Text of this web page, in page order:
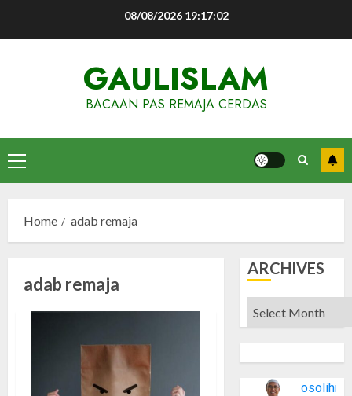
08/08/2026 19:17:02
GAULISLAM
BACAAN PAS REMAJA CERDAS
Primary
Menu
Home adab remaja
adab remaja
ARCHIVES
Archives
osolihin